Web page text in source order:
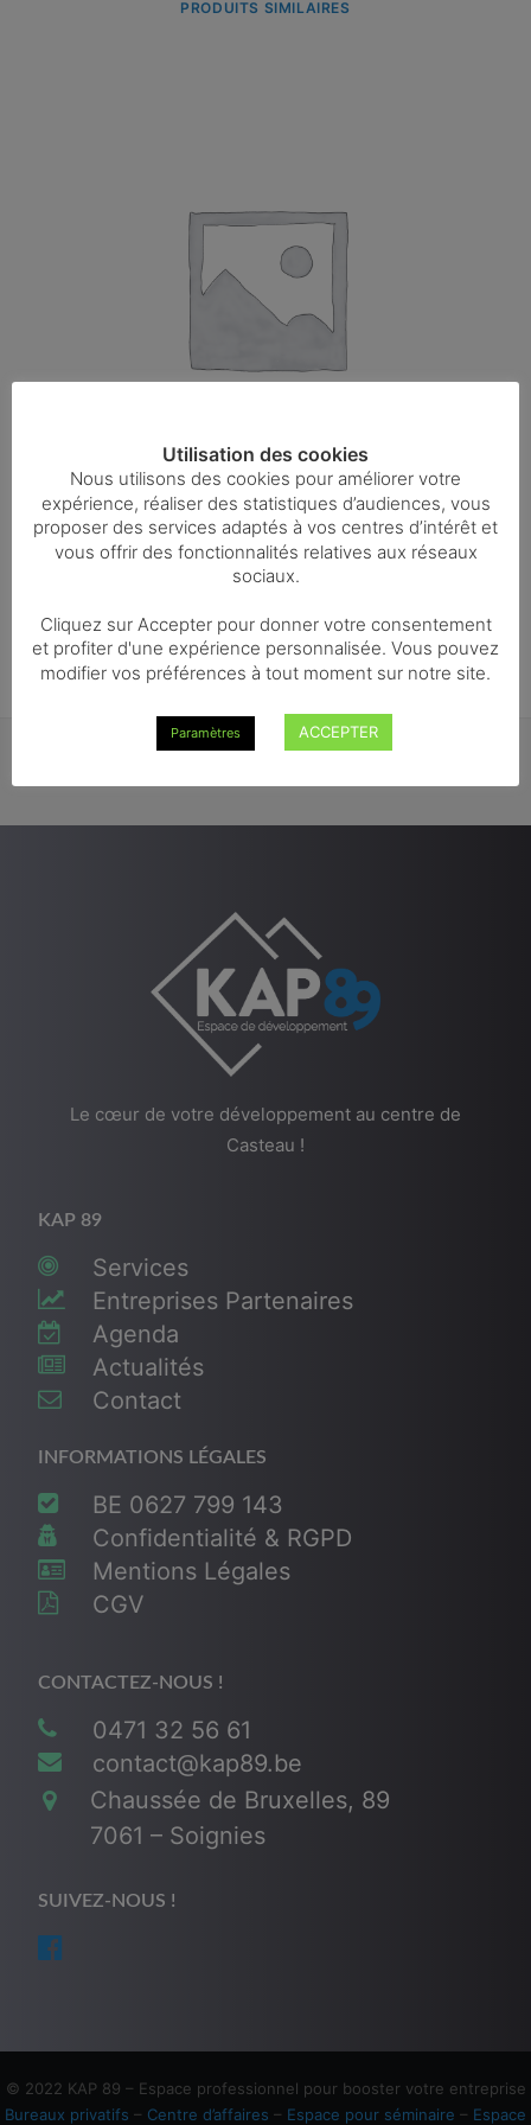
PRODUITS SIMILAIRES
AJOUTER AU PANIER
1 personne
€5,00
Le cœur de votre développement au centre de
Casteau !
KAP 89
Services
Entreprises Partenaires
Agenda
Actualités
Contact
INFORMATIONS LÉGALES
BE 0627 799 143
Confidentialité & RGPD
Mentions Légales
CGV
CONTACTEZ-NOUS !
0471 32 56 61
contact@kap89.be
Chaussée de Bruxelles, 89
7061 – Soignies
SUIVEZ-NOUS !
© 2022 KAP 89 – Espace professionnel pour booster votre entreprise
Bureaux privatifs – Centre d’affaires – Espace pour séminaire – Espace
Utilisation des cookies
Nous utilisons des cookies pour améliorer votre
expérience, réaliser des statistiques d’audiences, vous
proposer des services adaptés à vos centres d’intérêt et
vous offrir des fonctionnalités relatives aux réseaux
sociaux.
Cliquez sur Accepter pour donner votre consentement
et profiter d'une expérience personnalisée. Vous pouvez
modifier vos préférences à tout moment sur notre site.
Paramètres ACCEPTER